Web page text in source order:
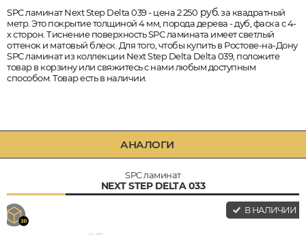
SPC ламинат Next Step Delta 039 - цена 2 250 руб.за квадратный
метр. Это покрытие толщиной 4 мм, порода дерева - дуб, фаска с 4-
х сторон. Тиснение поверхность SPC ламината имеет светлый
оттенок и матовый блеск. Для того, чтобы купить в Ростове-на-Дону
SPC ламинат из коллекции Next Step Delta Delta 039, положите
товар в корзину или свяжитесь с нами любым доступным
способом. Товар есть в наличии.
АНАЛОГИ
SPC ламинат
NEXT STEP DELTA 033
В НАЛИЧИИ